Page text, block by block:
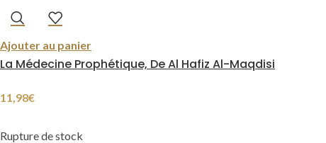
Ajouter au panier
La Médecine Prophétique, De Al Hafiz Al-Maqdisi
11,98€
Rupture de stock